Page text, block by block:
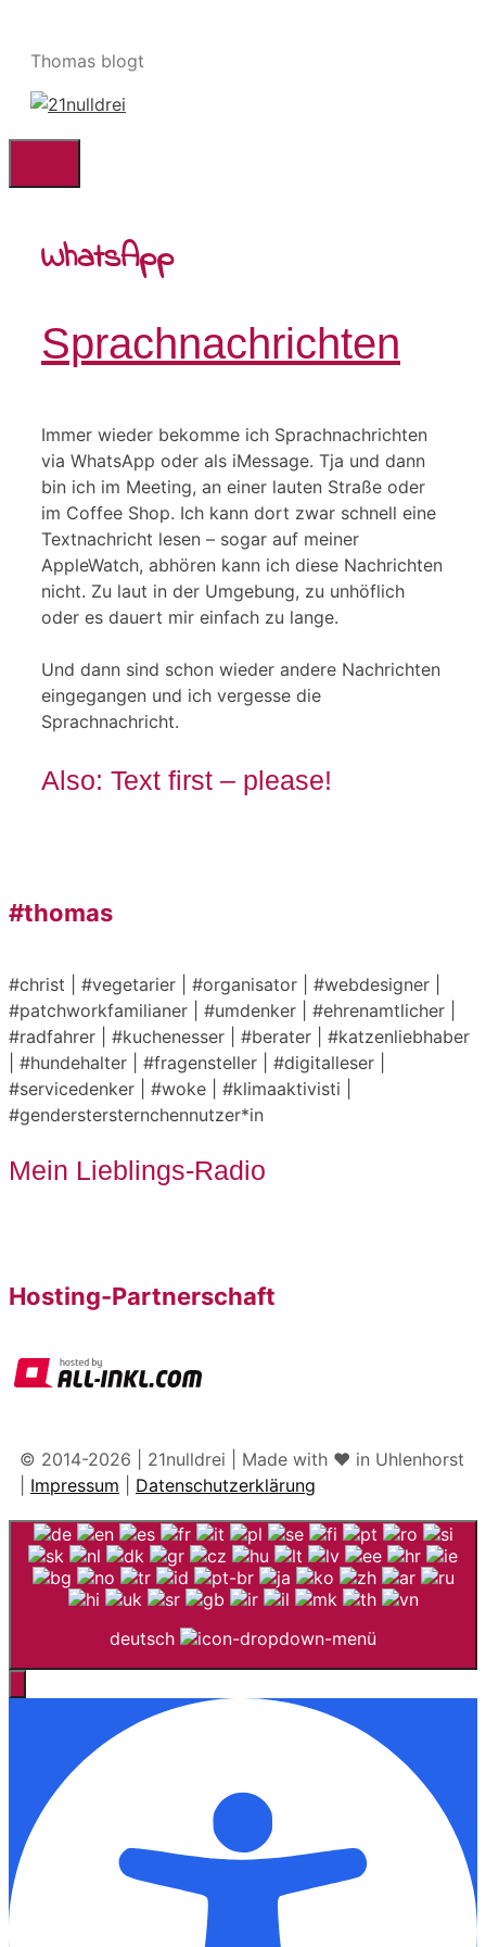
springen
Thomas blogt
WhatsApp
Sprachnachrichten
Immer wieder bekomme ich Sprachnachrichten
via WhatsApp oder als iMessage. Tja und dann
bin ich im Meeting, an einer lauten Straße oder
im Coffee Shop. Ich kann dort zwar schnell eine
Textnachricht lesen – sogar auf meiner
AppleWatch, abhören kann ich diese Nachrichten
nicht. Zu laut in der Umgebung, zu unhöflich
oder es dauert mir einfach zu lange.
Und dann sind schon wieder andere Nachrichten
eingegangen und ich vergesse die
Sprachnachricht.
Also: Text first – please!
#thomas
#christ | #vegetarier | #organisator | #webdesigner |
#patchworkfamilianer | #umdenker | #ehrenamtlicher |
#radfahrer | #kuchenesser | #berater | #katzenliebhaber
| #hundehalter | #fragensteller | #digitalleser |
#servicedenker | #woke | #klimaaktivisti |
#genderstersternchennutzer*in
Mein Lieblings-Radio
Hosting-Partnerschaft
© 2014-2026 | 21nulldrei | Made with ♥️ in Uhlenhorst
Impressum Datenschutzerklärung
deutsch